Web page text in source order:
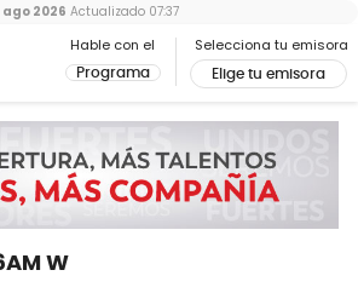
Hable con el
Programa
Selecciona tu emisora
Elige tu emisora
ago 2026 Actualizado 07:37
W